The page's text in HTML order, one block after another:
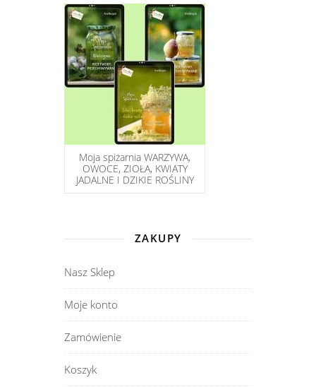
Moja spiżarnia WARZYWA,
OWOCE, ZIOŁA, KWIATY
JADALNE I DZIKIE ROŚLINY
ZAKUPY
Nasz Sklep
Moje konto
Zamówienie
Koszyk